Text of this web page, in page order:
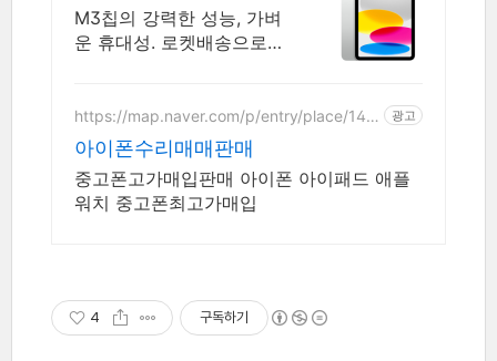
습 필수템
M3칩의 강력한 성능, 가벼
운 휴대성. 로켓배송으로
긴 배터리. 애플펜슬로 드
로잉, 필기까지 편리하게!
https://map.naver.com/p/entry/place/140
광고
아이폰수리매매판매
중고폰고가매입판매 아이폰 아이패드 애플
워치 중고폰최고가매입
4 구독하기